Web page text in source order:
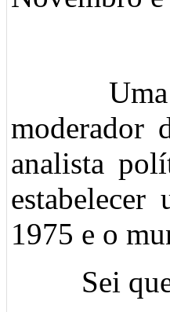
Uma
moderador
analista
1975 e o
Sei que